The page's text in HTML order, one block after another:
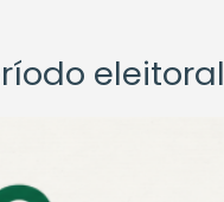
eleitoral